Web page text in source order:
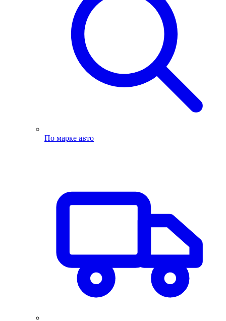
По марке авто